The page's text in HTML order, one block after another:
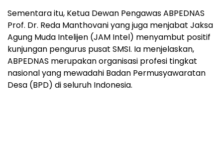
Sementara itu, Ketua Dewan Pengawas ABPEDNAS
Prof. Dr. Reda Manthovani yang juga menjabat Jaksa
Agung Muda Intelijen (JAM Intel) menyambut positif
kunjungan pengurus pusat SMSI. Ia menjelaskan,
ABPEDNAS merupakan organisasi profesi tingkat
nasional yang mewadahi Badan Permusyawaratan
Desa (BPD) di seluruh Indonesia.